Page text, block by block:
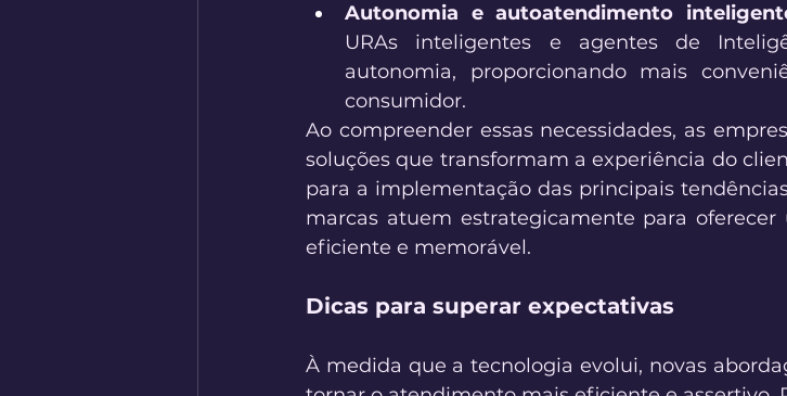
Autonomia e autoatendimento
URAs inteligentes e agentes de
autonomia, proporcionando mais
consumidor.
Ao compreender essas necessidades, as
soluções que transformam a experiência do
para a implementação das principais
marcas atuem estrategicamente para
eficiente e memorável.
Dicas para superar expectativas
À medida que a tecnologia evolui, novas